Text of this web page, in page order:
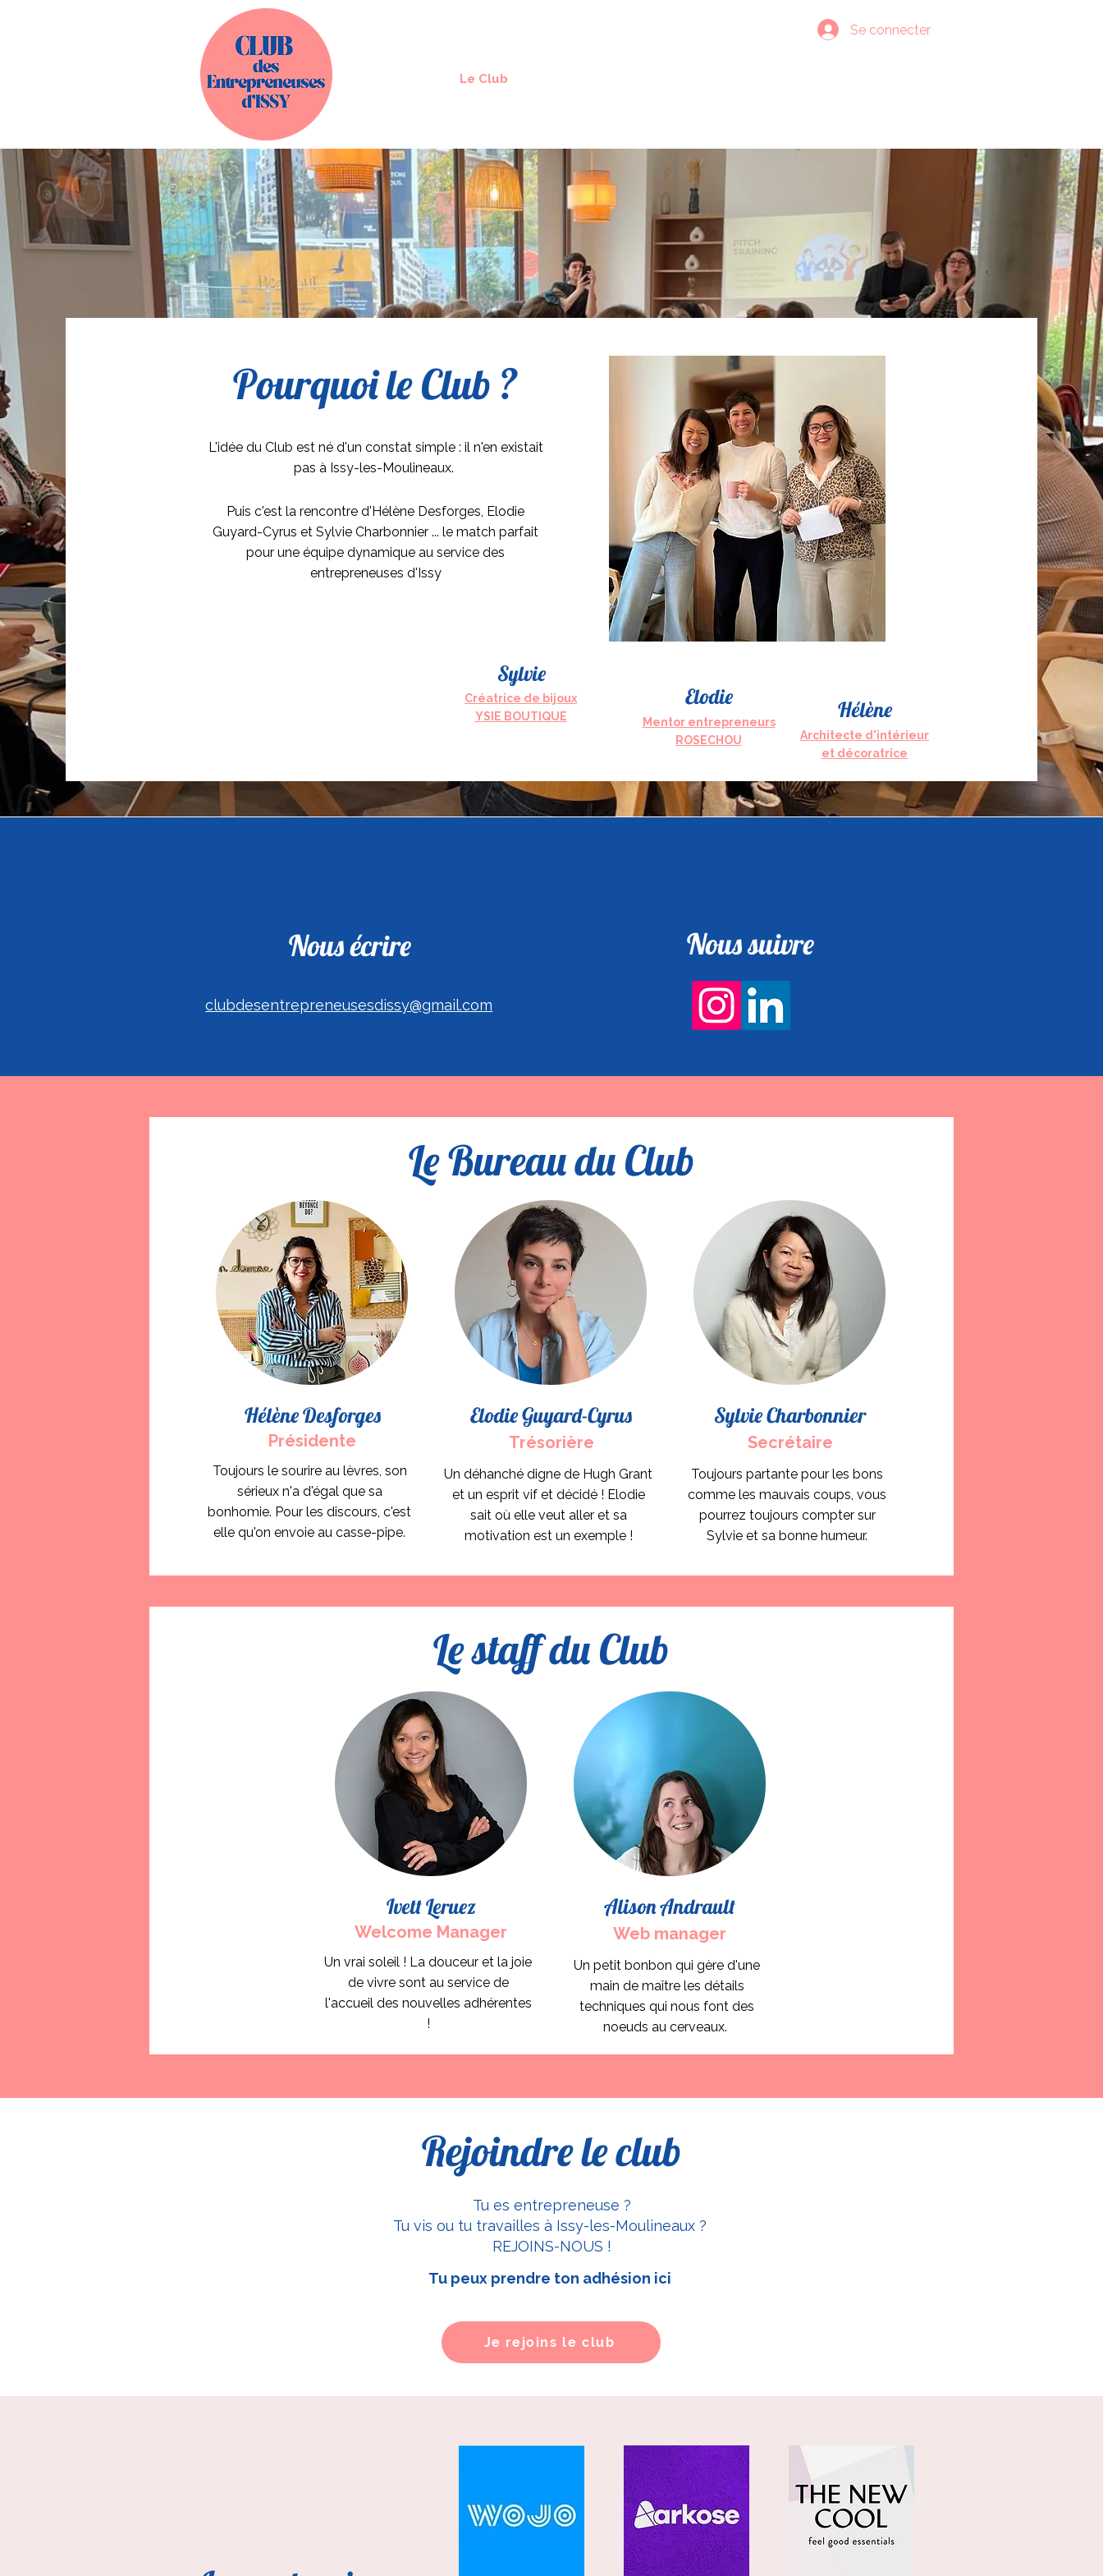
Se connecter
Le Club
Pourquoi le Club ?
L'idée du Club est né d'un constat simple : il n'en existait
pas à Issy-les-Moulineaux.
Puis c'est la rencontre d'Hélène Desforges, Elodie
Guyard-Cyrus et Sylvie Charbonnier ... le match parfait
pour une équipe dynamique au service des
entrepreneuses d'Issy
Sylvie
Elodie
Hélène
Créatrice de bijoux
YSIE BOUTIQUE
Mentor entrepreneurs
ROSECHOU
Architecte d'intérieur
et décoratrice
Nous écrire
clubdesentrepreneusesdissy@gmail.com
Nous suivre
Le Bureau du Club
Hélène Desforges
Présidente
Toujours le sourire au lèvres, son
sérieux n'a d'égal que sa
bonhomie. Pour les discours, c'est
elle qu'on envoie au casse-pipe.
Elodie Guyard-Cyrus
Trésorière
Un déhanché digne de Hugh Grant
et un esprit vif et décidé ! Elodie
sait où elle veut aller et sa
motivation est un exemple !
Sylvie Charbonnier
Secrétaire
Toujours partante pour les bons
comme les mauvais coups, vous
pourrez toujours compter sur
Sylvie et sa bonne humeur.
Le staff du Club
Ivett Leruez
Welcome Manager
Un vrai soleil ! La douceur et la joie
de vivre sont au service de
l'accueil des nouvelles adhérentes
!
Alison Andrault
Web manager
Un petit bonbon qui gère d'une
main de maître les détails
techniques qui nous font des
noeuds au cerveaux.
Rejoindre le club
Tu es entrepreneuse ?
Tu vis ou tu travailles à Issy-les-Moulineaux ?
REJOINS-NOUS !
Tu peux prendre ton adhésion ici
Je rejoins le club